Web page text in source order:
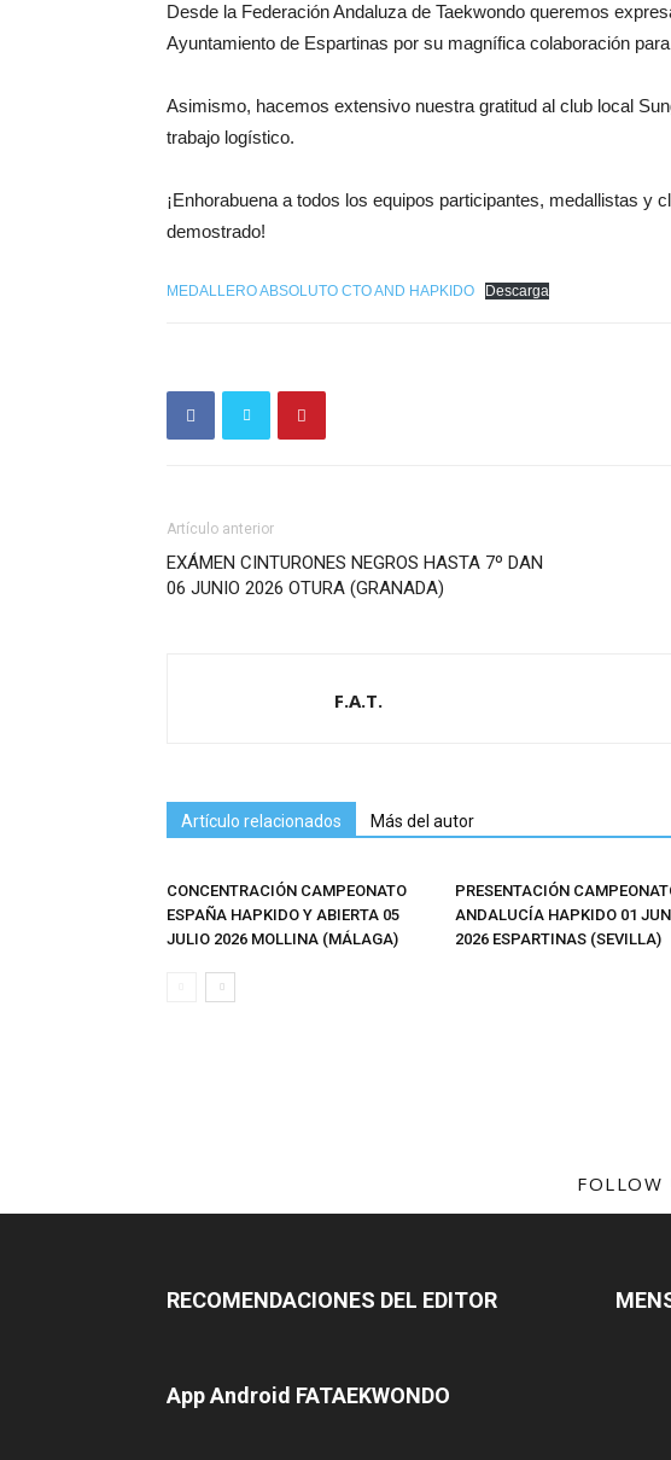
Desde la Federación Andaluza de Taekwondo queremos
Ayuntamiento de Espartinas por su magnífica colaboración
Asimismo, hacemos extensivo nuestra gratitud al club local
trabajo logístico.
¡Enhorabuena a todos los equipos participantes, medallistas y
demostrado!
MEDALLERO ABSOLUTO CTO AND HAPKIDO Descarga
Artículo anterior
EXÁMEN CINTURONES NEGROS HASTA 7º DAN
06 JUNIO 2026 OTURA (GRANADA)
F.A.T.
Artículo relacionados Más del autor
CONCENTRACIÓN CAMPEONATO
ESPAÑA HAPKIDO Y ABIERTA 05
JULIO 2026 MOLLINA (MÁLAGA)
PRESENTACIÓN
ANDALUCÍA HAPKIDO 01
2026 ESPARTINAS (SEVILLA)
FOLLOW
RECOMENDACIONES DEL EDITOR
App Android FATAEKWONDO